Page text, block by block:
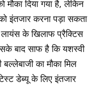
दिया गया है, लेकिन
इंतजार करना पड़ा सकता
के खिलाफ प्रैक्टिस
बाद साफ है कि यशस्वी
का मौका मिल
डेब्यू के लिए इंतजार